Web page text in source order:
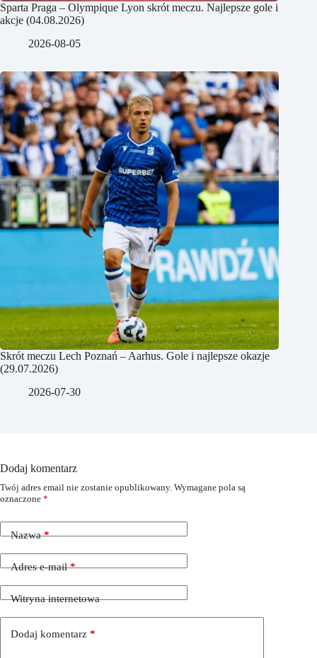
Sparta Praga – Olympique Lyon skrót meczu. Najlepsze gole i
akcje (04.08.2026)
2026-08-05
Skrót meczu Lech Poznań – Aarhus. Gole i najlepsze okazje
(29.07.2026)
2026-07-30
Dodaj komentarz
Twój adres email nie zostanie opublikowany. Wymagane pola są
oznaczone *
Nazwa*
Adres e-mail*
Witryna internetowa
Dodaj komentarz *